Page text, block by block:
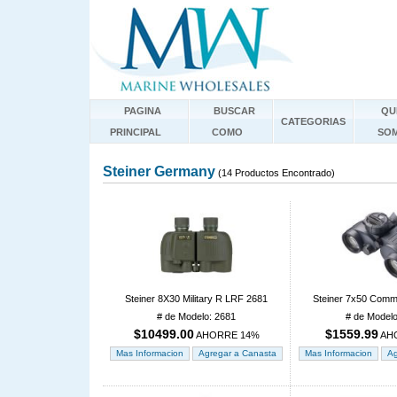
PAGINA
PRINCIPAL
BUSCAR
COMO
CATEGORIAS
Steiner Germany (14 Productos Encontrado)
Steiner 8X30 Military R LRF 2681
# de Modelo: 2681
$10499.00AHORRE 14%
Steiner 7x50
# de
$1559.99